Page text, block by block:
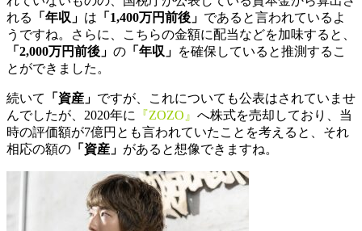
れる
「年収」 は 「1,400万円前後」 であると言われているよ
うですね。さらに、こちらの金額に配当などを加味すると、
「2,000万円前後」 の 「年収」 を確保していると推測するこ
とができました。
続いて 「資産」 ですが、これについても公表はされていませ
んでしたが、2020年に
『ZOZO』 へ株式を売却しており、当
時の評価額が7億円とも言われていたことを考えると、それ
相応の額の 「資産」 があると想像できますね。